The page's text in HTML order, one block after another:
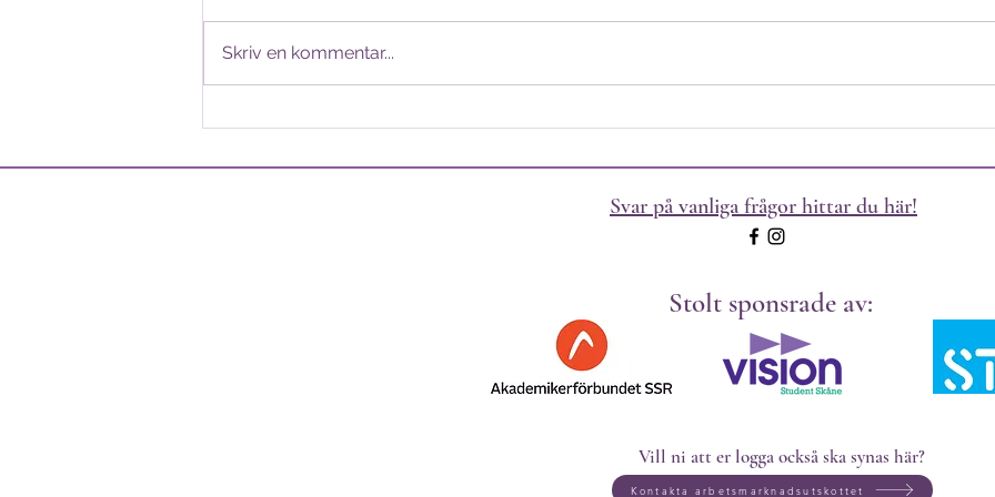
Socionomsektionens stormöte
för hösten 2025! Nedan finner ni
valberedningen
samt valberedningens...
Här
Skriv en kommentar...
Svar på vanliga frågor hittar du här!
Stolt sponsrade av:
Vill ni att er logga också ska synas här?
Kontakta arbetsmarknadsutskottet